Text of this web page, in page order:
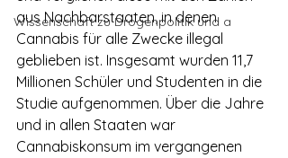
Wissenschaft zu Drogenpolitik und a
aus Nachbarstaaten, in denen
Cannabis für alle Zwecke illegal
geblieben ist. Insgesamt wurden 11,7
Millionen Schüler und Studenten in die
Studie aufgenommen. Über die Jahre
und in allen Staaten war
Cannabiskonsum im vergangenen